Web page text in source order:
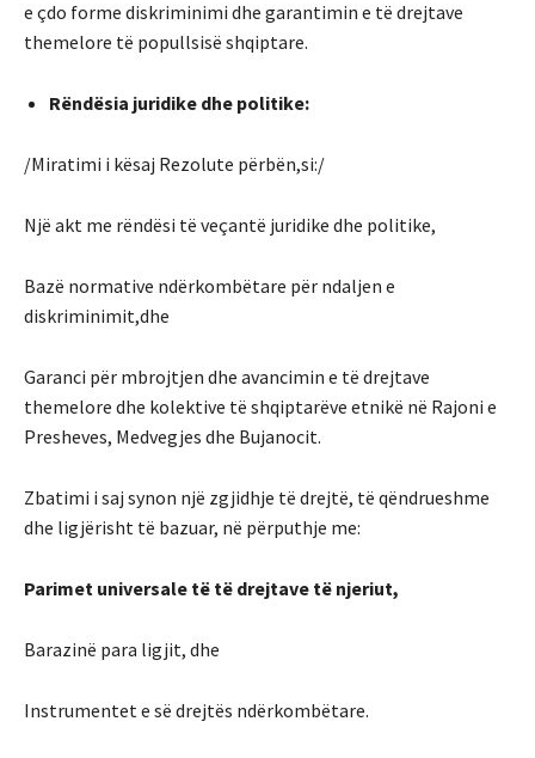
e çdo forme diskriminimi dhe garantimin e të drejtave
themelore të popullsisë shqiptare.
Rëndësia juridike dhe politike:
/Miratimi i kësaj Rezolute përbën,si:/
Një akt me rëndësi të veçantë juridike dhe politike,
Bazë normative ndërkombëtare për ndaljen e
diskriminimit,dhe
Garanci për mbrojtjen dhe avancimin e të drejtave
themelore dhe kolektive të shqiptarëve etnikë në Rajoni e
Presheves, Medvegjes dhe Bujanocit.
Zbatimi i saj synon një zgjidhje të drejtë, të qëndrueshme
dhe ligjërisht të bazuar, në përputhje me:
Parimet universale të të drejtave të njeriut,
Barazinë para ligjit, dhe
Instrumentet e së drejtës ndërkombëtare.